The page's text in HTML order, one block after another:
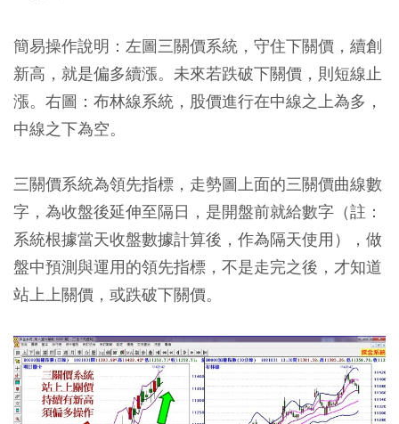
簡易操作說明：左圖三關價系統，守住下關價，續創
新高，就是偏多續漲。未來若跌破下關價，則短線止
漲。右圖：布林線系統，股價進行在中線之上為多，
中線之下為空。
三關價系統為領先指標，走勢圖上面的三關價曲線數
字，為收盤後延伸至隔日，是開盤前就給數字（註：
系統根據當天收盤數據計算後，作為隔天使用），做
盤中預測與運用的領先指標，不是走完之後，才知道
站上上關價，或跌破下關價。